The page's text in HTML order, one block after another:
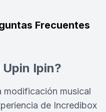
Frecuentes
Upin Ipin?
modificación musical
de Incredibox